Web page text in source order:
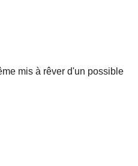
mis à rêver d'un possible